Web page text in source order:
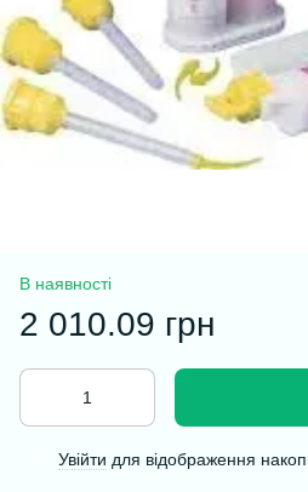
В наявності
2 010.09 грн
Увійти для відображення